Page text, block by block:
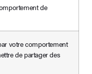
de
votre comportement
de partager des